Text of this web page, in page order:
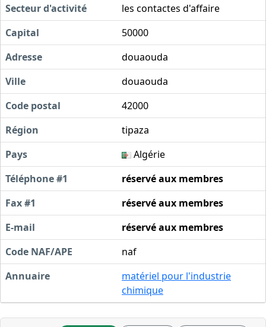
Secteur d'activité
les contactes d'affaire
Capital
50000
Adresse
douaouda
Ville
douaouda
Code postal
42000
Région
tipaza
Pays
Algérie
Téléphone #1
réservé aux membres
Fax #1
réservé aux membres
E-mail
réservé aux membres
Code NAF/APE
naf
Annuaire
matériel pour l'industrie
chimique